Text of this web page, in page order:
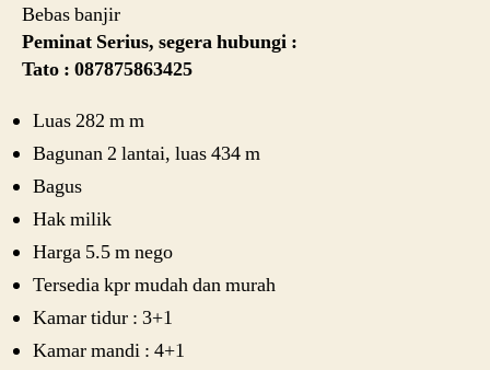
Bebas banjir
Peminat Serius, segera hubungi :
Tato : 087875863425
Luas 282 m m
Bagunan 2 lantai, luas 434 m
Bagus
Hak milik
Harga 5.5 m nego
Tersedia kpr mudah dan murah
Kamar tidur : 3+1
Kamar mandi : 4+1